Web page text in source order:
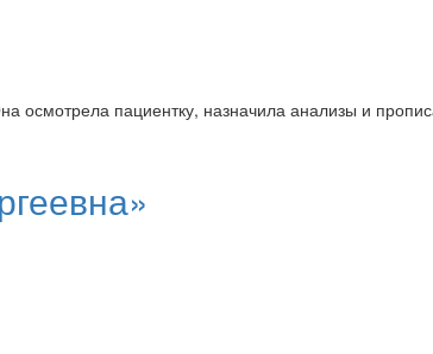
осмотрела пациентку, назначила анализы и